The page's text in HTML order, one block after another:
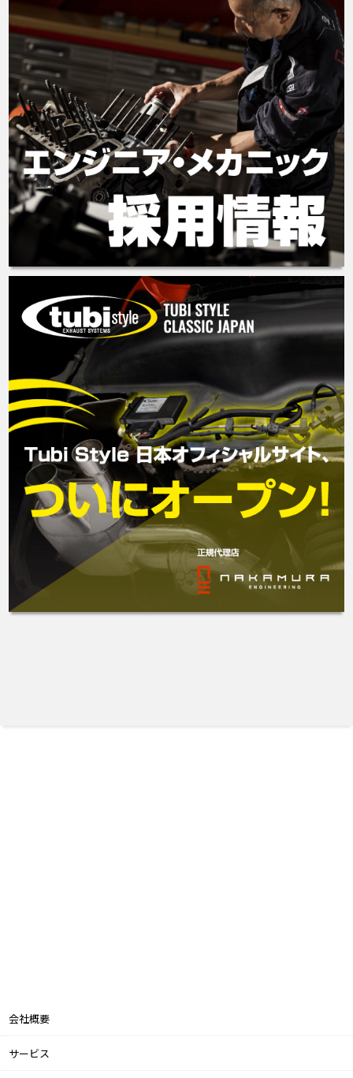
会社概要
サービス